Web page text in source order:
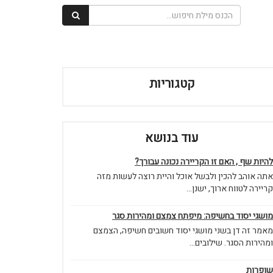
קטגוריות
עוד בנושא
להיות שף , האם זו הקריירה נכונה עבורך?
אתה אוהב להכין ולבשל אוכל והיית רוצה לעשות מזה
קריירה לטווח ארוך, ישנן...
מושגי יסוד בחשיפה: מיפתח צמצם ומהירות סגר
מאמר זה דן בשני מושגי יסוד חשובים חשיפה, הצמצם
ומהירות הסגר. שילובים...
שופרות